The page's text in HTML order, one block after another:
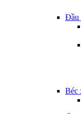
Đầu
Béc